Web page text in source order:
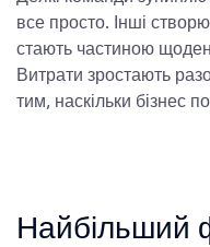
все просто. Інші
стають частиною
Витрати зростають
тим, наскільки бізнес
Найбільший